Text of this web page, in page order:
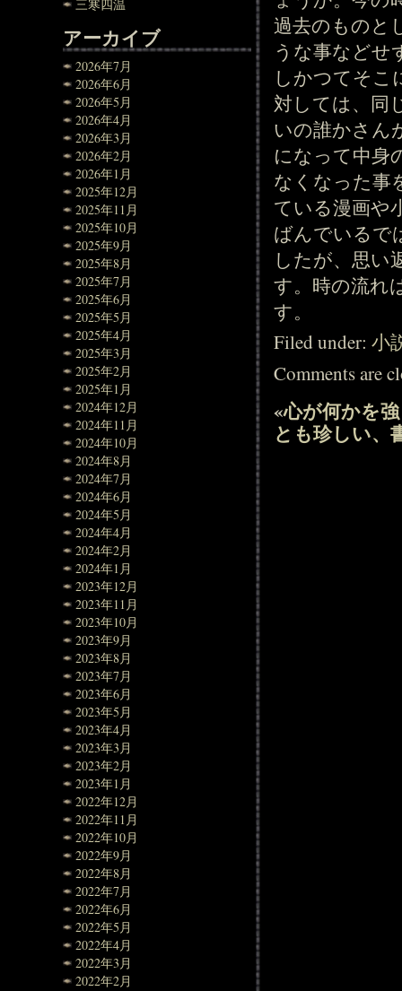
三寒四温
アーカイブ
2026年7月
2026年6月
2026年5月
2026年4月
2026年3月
2026年2月
2026年1月
2025年12月
2025年11月
2025年10月
2025年9月
2025年8月
2025年7月
2025年6月
2025年5月
2025年4月
2025年3月
2025年2月
2025年1月
2024年12月
2024年11月
2024年10月
2024年8月
2024年7月
2024年6月
2024年5月
2024年4月
2024年2月
2024年1月
2023年12月
2023年11月
2023年10月
2023年9月
2023年8月
2023年7月
2023年6月
2023年5月
2023年4月
2023年3月
2023年2月
2023年1月
2022年12月
2022年11月
2022年10月
2022年9月
2022年8月
2022年7月
2022年6月
2022年5月
2022年4月
2022年3月
2022年2月
過去のものと
うな事などせ
しかつてそこ
対しては、同
いの誰かさん
になって中身
なくなった事
ている漫画や
ばんでいるで
したが、思い
す。時の流れ
す。
Filed under:小
Comments are
«心が何かを
とも珍しい、